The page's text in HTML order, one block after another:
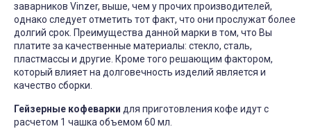
заварников Vinzer, выше, чем у прочих производителей,
однако следует отметить тот факт, что они прослужат более
долгий срок. Преимущества данной марки в том, что Вы
платите за качественные материалы: стекло, сталь,
пластмассы и другие. Кроме того решающим фактором,
который влияет на долговечность изделий является и
качество сборки.
Гейзерные кофеварки для приготовления кофе идут с
расчетом 1 чашка объемом 60 мл.